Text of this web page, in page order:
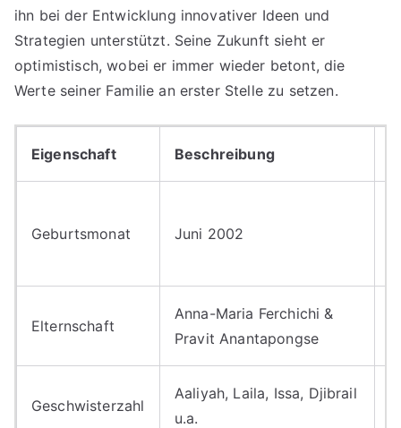
ihn bei der Entwicklung innovativer Ideen und
Strategien unterstützt. Seine Zukunft sieht er
optimistisch, wobei er immer wieder betont, die
Werte seiner Familie an erster Stelle zu setzen.
Eigenschaft Beschreibung
Geburtsmonat Juni 2002
Elternschaft
Anna-Maria Ferchichi &
Pravit Anantapongse
Geschwisterzahl
Aaliyah, Laila, Issa, Djibrail
u.a.